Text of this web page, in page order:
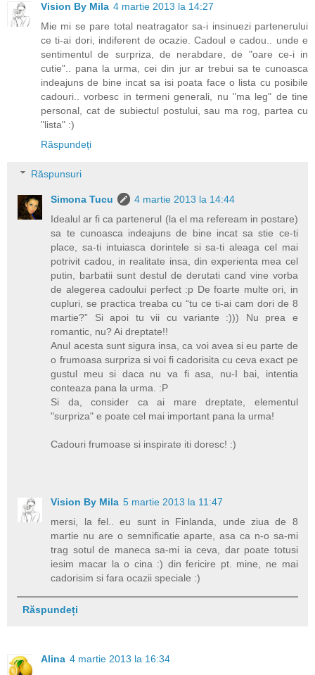
Vision By Mila 4 martie 2013 la 14:27
Mie mi se pare total neatragator sa-i insinuezi partenerului
ce ti-ai dori, indiferent de ocazie. Cadoul e cadou.. unde e
sentimentul de surpriza, de nerabdare, de "oare ce-i in
cutie".. pana la urma, cei din jur ar trebui sa te cunoasca
indeajuns de bine incat sa isi poata face o lista cu posibile
cadouri.. vorbesc in termeni generali, nu "ma leg" de tine
personal, cat de subiectul postului, sau ma rog, partea cu
"lista" :)
Răspundeți
Răspunsuri
Simona Tucu
4 martie 2013 la 14:44
Idealul ar fi ca partenerul (la el ma refeream in postare)
sa te cunoasca indeajuns de bine incat sa stie ce-ti
place, sa-ti intuiasca dorintele si sa-ti aleaga cel mai
potrivit cadou, in realitate insa, din experienta mea cel
putin, barbatii sunt destul de derutati cand vine vorba
de alegerea cadoului perfect :p De foarte multe ori, in
cupluri, se practica treaba cu “tu ce ti-ai cam dori de 8
martie?” Si apoi tu vii cu variante :))) Nu prea e
romantic, nu? Ai dreptate!!
Anul acesta sunt sigura insa, ca voi avea si eu parte de
o frumoasa surpriza si voi fi cadorisita cu ceva exact pe
gustul meu si daca nu va fi asa, nu-I bai, intentia
conteaza pana la urma. :P
Si da, consider ca ai mare dreptate, elementul
"surpriza" e poate cel mai important pana la urma!
Cadouri frumoase si inspirate iti doresc! :)
Vision By Mila 5 martie 2013 la 11:47
mersi, la fel.. eu sunt in Finlanda, unde ziua de 8
martie nu are o semnificatie aparte, asa ca n-o sa-mi
trag sotul de maneca sa-mi ia ceva, dar poate totusi
iesim macar la o cina :) din fericire pt. mine, ne mai
cadorisim si fara ocazii speciale :)
Răspundeți
Alina 4 martie 2013 la 16:34